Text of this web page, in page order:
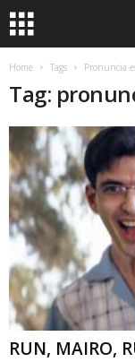
Home Tags Pronuncia
Tag:
RUN, MAIRO,